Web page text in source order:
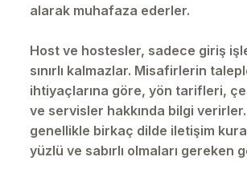
alarak muhafaza ederler.
Host ve hostesler, sadece giriş
sınırlı kalmazlar. Misafirlerin
ihtiyaçlarına göre, yön tarifleri,
ve servisler hakkında bilgi verirler.
genellikle birkaç dilde iletişim
yüzlü ve sabırlı olmaları gereken